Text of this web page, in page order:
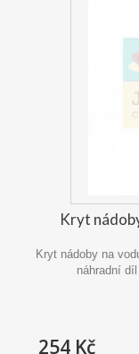
Kryt
Kryt nádoby na
náhradní
254 Kč